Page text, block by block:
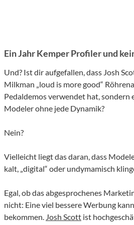
Ein Jahr Kemper Profiler und
Und? Ist dir aufgefallen, dass Josh
Milkman „loud is more good“
Pedaldemos verwendet hat, sondern
Modeler ohne jede Dynamik?
Nein?
Vielleicht liegt das daran, dass
kalt, „digital“ oder undymamisch
Egal, ob das abgesprochenes
nicht: Eine viel bessere Werbung
bekommen. Josh Scott ist